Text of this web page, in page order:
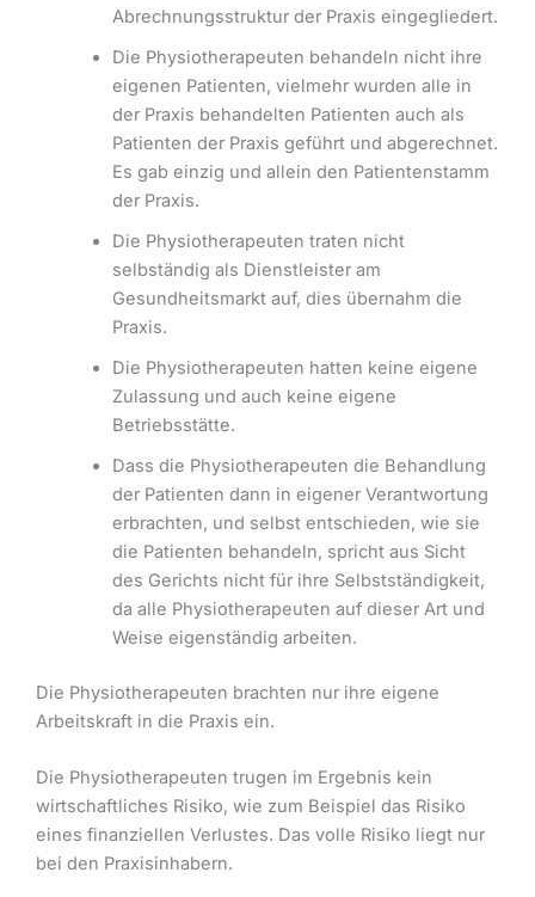
Abrechnungsstruktur der Praxis eingegliedert.
Die Physiotherapeuten behandeln nicht ihre
eigenen Patienten, vielmehr wurden alle in
der Praxis behandelten Patienten auch als
Patienten der Praxis geführt und abgerechnet.
Es gab einzig und allein den Patientenstamm
der Praxis.
Die Physiotherapeuten traten nicht
selbständig als Dienstleister am
Gesundheitsmarkt auf, dies übernahm die
Praxis.
Die Physiotherapeuten hatten keine eigene
Zulassung und auch keine eigene
Betriebsstätte.
Dass die Physiotherapeuten die Behandlung
der Patienten dann in eigener Verantwortung
erbrachten, und selbst entschieden, wie sie
die Patienten behandeln, spricht aus Sicht
des Gerichts nicht für ihre Selbstständigkeit,
da alle Physiotherapeuten auf dieser Art und
Weise eigenständig arbeiten.
Die Physiotherapeuten brachten nur ihre eigene
Arbeitskraft in die Praxis ein.
Die Physiotherapeuten trugen im Ergebnis kein
wirtschaftliches Risiko, wie zum Beispiel das Risiko
eines finanziellen Verlustes. Das volle Risiko liegt nur
bei den Praxisinhabern.